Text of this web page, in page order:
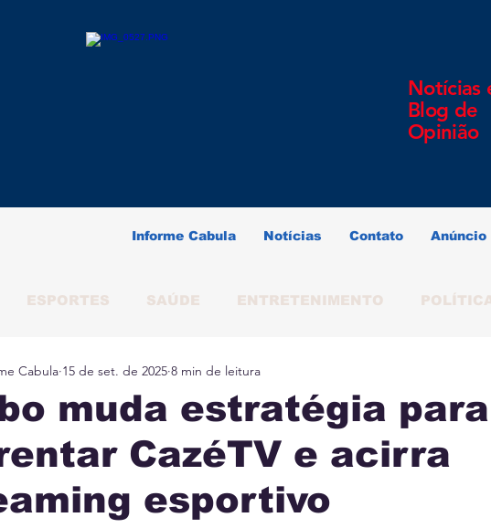
Notícias
Blog de
Opinião
Informe Cabula Notícias Contato Anúncio
ESPORTES SAÚDE ENTRETENIMENTO
ALMERINDO SOUZA SALVADOR
INTERNACIONAL MUNICÍPIOS
EDUCAÇÃO
muda estratégia para
CazéTV e acirra
esportivo
Cabula 15 de set. de 2025 8 min de leitura